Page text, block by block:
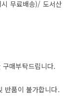
무료배송)/ 도서산
매부탁드립니다.
반품이 불가합니다.